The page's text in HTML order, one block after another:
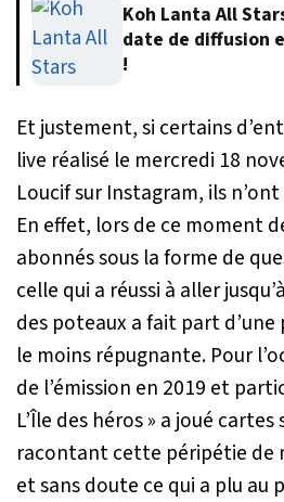
Koh Lanta All
date de diffusion
!
Et justement, si certains
live réalisé le mercredi 18
Loucif sur Instagram, ils
En effet, lors de ce moment
abonnés sous la forme de
celle qui a réussi à aller
des poteaux a fait part
le moins répugnante. Pour
de l’émission en 2019 et
L’Île des héros » a joué
racontant cette péripétie de
et sans doute ce qui a plu au